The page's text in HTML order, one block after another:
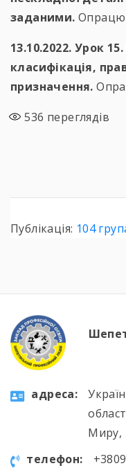
заданими.
13.10.2022. Урок
класифікація,
призначення.
536 переглядів
Публікація: 104
aдресa:
Миру,
телефон: